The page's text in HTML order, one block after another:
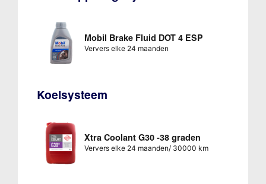
Mobil Brake Fluid DOT 4 ESP
Ververs elke 24 maanden
Koelsysteem
Xtra Coolant G30 -38 graden
Ververs elke 24 maanden/ 30000 km